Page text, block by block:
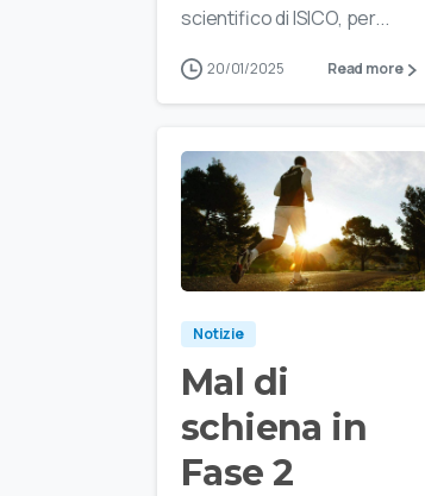
scientifico di ISICO, per...
20/01/2025 Read more
Notizie
Mal di
schiena in
Fase 2